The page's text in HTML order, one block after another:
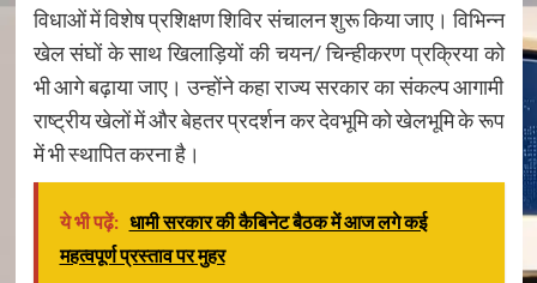
विधाओं में विशेष प्रशिक्षण शिविर संचालन शुरू किया जाए। विभिन्न
खेल संघों के साथ खिलाड़ियों की चयन/ चिन्हीकरण प्रक्रिया को
भी आगे बढ़ाया जाए। उन्होंने कहा राज्य सरकार का संकल्प आगामी
राष्ट्रीय खेलों में और बेहतर प्रदर्शन कर देवभूमि को खेलभूमि के रूप
में भी स्थापित करना है।
ये भी पढ़ें: धामी सरकार की कैबिनेट बैठक में आज लगे कई
महत्वपूर्ण प्रस्ताव पर मुहर